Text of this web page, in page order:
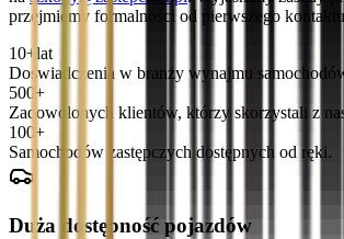
przejmiemy formalności od pierwszego kontaktu.
10+ lat
Doświadczenia w branży wynajmu
500+
Zadowolonych klientów, którzy skorzystali z
100+
Samochodów zastępczych dostępnych od ręki.
Duża dostępność pojazdów